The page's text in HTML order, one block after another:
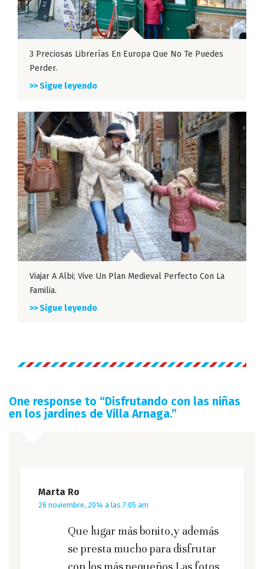
3 Preciosas Librerías En Europa Que No Te Puedes
Perder.
>> Sigue leyendo
Viajar A Albi; Vive Un Plan Medieval Perfecto Con La
Familia.
>> Sigue leyendo
One response to “Disfrutando con las niñas
en los jardines de Villa Arnaga.”
Marta Ro
26 noviembre, 2014 a las 7:05 am
Que lugar más bonito,y además
se presta mucho para disfrutar